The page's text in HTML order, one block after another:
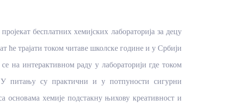
бесплатних хемијских лабораторија за децу
ће трајати током читаве школске године и у Србији
на интерактивном раду у лабораторији где током
У питању су практични и у потпуности сигурни
хемије подстакну њихову креативност и